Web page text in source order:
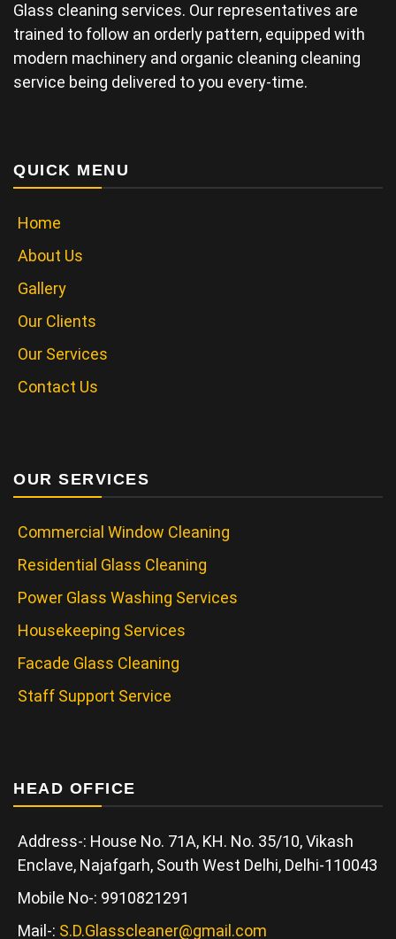
Glass cleaning services. Our representatives are
trained to follow an orderly pattern, equipped with
modern machinery and organic cleaning cleaning
service being delivered to you every-time.
QUICK MENU
Home
About Us
Gallery
Our Clients
Our Services
Contact Us
OUR SERVICES
Commercial Window Cleaning
Residential Glass Cleaning
Power Glass Washing Services
Housekeeping Services
Facade Glass Cleaning
Staff Support Service
HEAD OFFICE
Address-: House No. 71A, KH. No. 35/10, Vikash
Enclave, Najafgarh, South West Delhi, Delhi-110043
Mobile No-: 9910821291
Mail-: S.D.Glasscleaner@gmail.com